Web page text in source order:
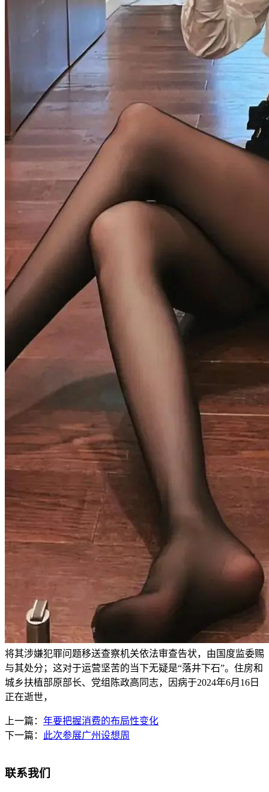
将其涉嫌犯罪问题移送查察机关依法审查告状，由国度监委赐
与其处分；这对于运营坚苦的当下无疑是“落井下石”。住房和
城乡扶植部原部长、党组陈政高同志，因病于2024年6月16日
正在逝世，
上一篇： 年要把握消费的布局性变化
下一篇：
此次参展广州设想周
联系我们